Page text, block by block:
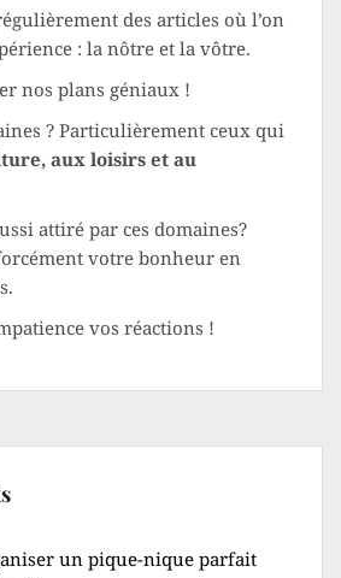
des articles où l’on
: la nôtre et la vôtre.
nos plans géniaux !
? Particulièrement ceux qui
aux loisirs et au
attiré par ces domaines?
votre bonheur en
vos réactions !
un pique-nique parfait